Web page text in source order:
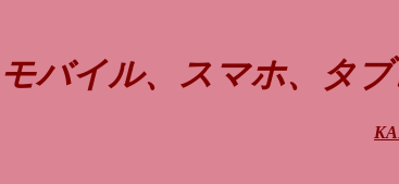
モバイル、スマホ、タ